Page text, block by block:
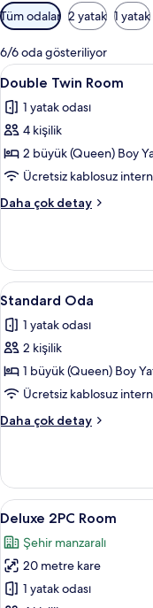
Odalar
için
mevcut
filtreler
Tüm odalar 2 yatak 1 yatak
6/6 oda gösteriliyor
Double
Twin
Room
için
tüm
fotoğrafları
görün
16
Double Twin Room
1 yatak odası
4 kişilik
2 büyük (Queen) Boy
Ücretsiz kablosuz
Daha çok detay
Double
daha
fazla
detay
Standard
Oda
için
tüm
fotoğrafları
görün
11
Standard Oda
1 yatak odası
2 kişilik
1 büyük (Queen) Boy
Ücretsiz kablosuz
Daha çok detay
Standard
fazla
detay
Deluxe
2PC
Room
için
tüm
22
Deluxe 2PC Room
Şehir manzaralı
20 metre kare
1 yatak odası